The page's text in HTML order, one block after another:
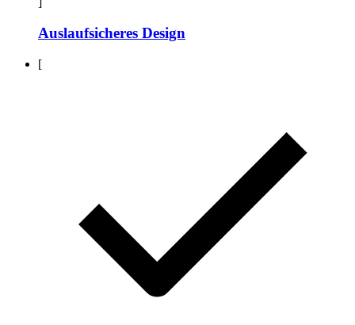
Auslaufsicheres Design
[